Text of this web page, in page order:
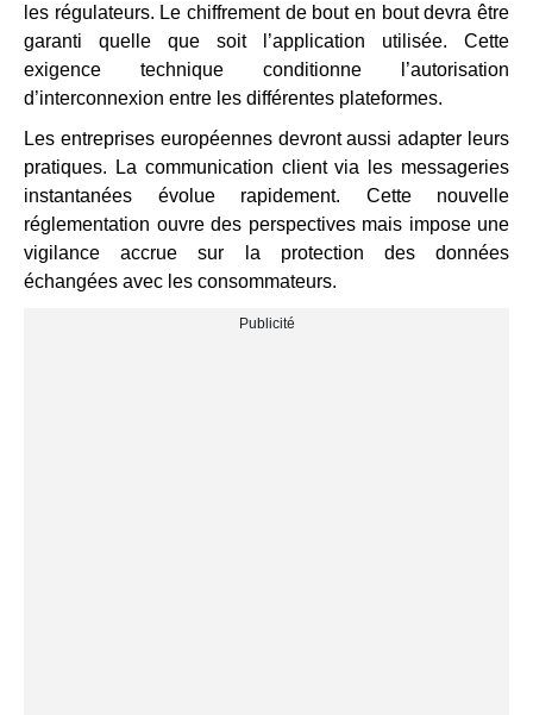
les régulateurs. Le chiffrement de bout en bout devra être
garanti quelle que soit l’application utilisée. Cette
exigence technique conditionne l’autorisation
d’interconnexion entre les différentes plateformes.
Les entreprises européennes devront aussi adapter leurs
pratiques. La communication client via les messageries
instantanées évolue rapidement. Cette nouvelle
réglementation ouvre des perspectives mais impose une
vigilance accrue sur la protection des données
échangées avec les consommateurs.